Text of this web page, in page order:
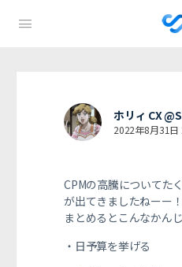
ホリィ CX
2022年8月31日
CPMの高騰についてた
が出てきましたねーー！
まとめるとこんなかん
・日予算を挙げる